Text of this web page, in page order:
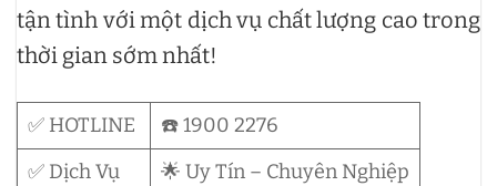
tận tình với một dịch vụ chất lượng cao trong
thời gian sớm nhất!
✅ HOTLINE
☎️ 1900 2276
✅ Dịch Vụ
🌟 Uy Tín – Chuyên Nghiệp